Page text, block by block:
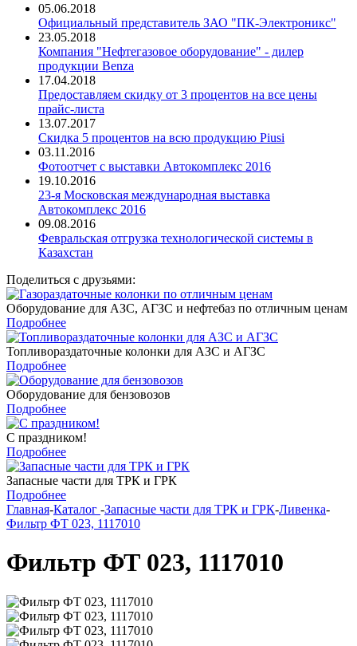
05.06.2018
Официальный представитель ЗАО "ПК-Электроникс"
23.05.2018
Компания "Нефтегазовое оборудование" - дилер
продукции Benza
17.04.2018
Предоставляем скидку от 3 процентов на все цены
прайс-листа
13.07.2017
Скидка 5 процентов на всю продукцию Piusi
03.11.2016
Фотоотчет с выставки Автокомплекс 2016
19.10.2016
23-я Московская международная выставка
Автокомплекс 2016
09.08.2016
Февральская отгрузка технологической системы в
Казахстан
Поделиться с друзьями:
Оборудование для АЗС, АГЗС и нефтебаз по отличным ценам
Подробнее
Топливораздаточные колонки для АЗС и АГЗС
Подробнее
Оборудование для бензовозов
Подробнее
С праздником!
Подробнее
Запасные части для ТРК и ГРК
Подробнее
Главная-Каталог -Запасные части для ТРК и ГРК-Ливенка-
Фильтр ФТ 023, 1117010
Фильтр ФТ 023, 1117010